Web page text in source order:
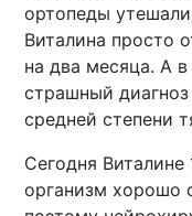
ортопеды
Виталина просто
на два месяца. А
страшный
средней степени
Сегодня Виталине
организм хорошо